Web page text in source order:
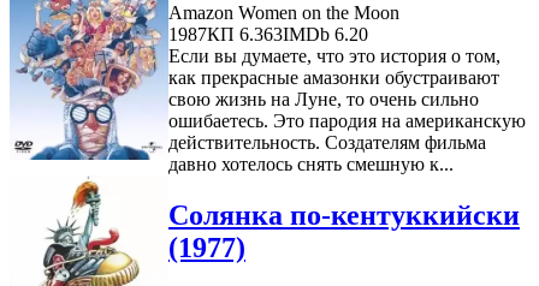
Amazon Women on the Moon
1987КП 6.363IMDb 6.20
Если вы думаете, что это история о том,
как прекрасные амазонки обустраивают
свою жизнь на Луне, то очень сильно
ошибаетесь. Это пародия на американскую
действительность. Создателям фильма
давно хотелось снять смешную к...
Солянка по-кентуккийски
(1977)